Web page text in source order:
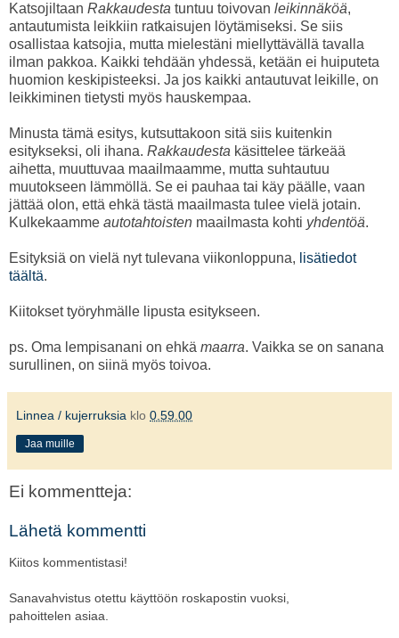
Katsojiltaan Rakkaudesta tuntuu toivovan leikinnäköä,
antautumista leikkiin ratkaisujen löytämiseksi. Se siis
osallistaa katsojia, mutta mielestäni miellyttävällä tavalla
ilman pakkoa. Kaikki tehdään yhdessä, ketään ei huiputeta
huomion keskipisteeksi. Ja jos kaikki antautuvat leikille, on
leikkiminen tietysti myös hauskempaa.
Minusta tämä esitys, kutsuttakoon sitä siis kuitenkin
esitykseksi, oli ihana. Rakkaudesta käsittelee tärkeää
aihetta, muuttuvaa maailmaamme, mutta suhtautuu
muutokseen lämmöllä. Se ei pauhaa tai käy päälle, vaan
jättää olon, että ehkä tästä maailmasta tulee vielä jotain.
Kulkekaamme autotahtoisten maailmasta kohti yhdentöä.
Esityksiä on vielä nyt tulevana viikonloppuna, lisätiedot
täältä.
Kiitokset työryhmälle lipusta esitykseen.
ps. Oma lempisanani on ehkä maarra. Vaikka se on sanana
surullinen, on siinä myös toivoa.
Linnea / kujerruksia klo 0.59.00
Jaa muille
Ei kommentteja:
Lähetä kommentti
Kiitos kommentistasi!
Sanavahvistus otettu käyttöön roskapostin vuoksi,
pahoittelen asiaa.